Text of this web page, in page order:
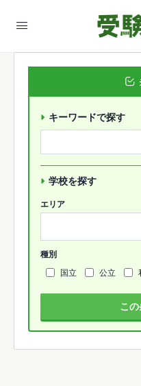
キーワードで探す
学校を探す
エリア
種別
国立
公立
こ